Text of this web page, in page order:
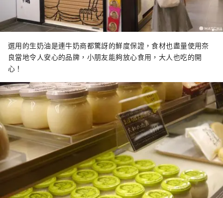
選用的生奶油是連牛奶商都驚訝的鮮度保證，食材也盡量使用奈
良當地令人安心的品牌，小朋友能夠放心食用，大人也吃的開
心！